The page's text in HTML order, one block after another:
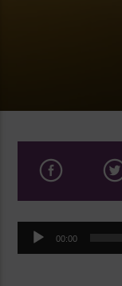
Lecteur
audio
00:00